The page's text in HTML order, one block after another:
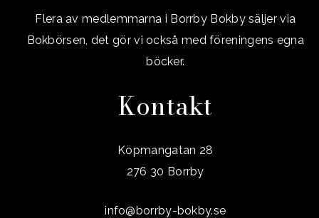
Flera av medlemmarna i Borrby Bokby säljer via
Bokbörsen, det gör vi också med föreningens egna
böcker.
Kontakt
Köpmangatan 28
276 30 Borrby
info@borrby-bokby.se